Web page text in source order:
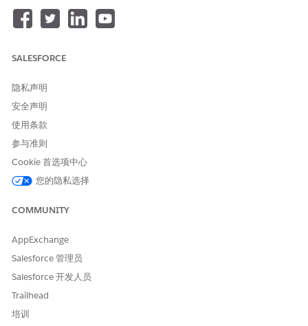
此服务流程包含自动处理服务请求的履行流。您可以在 Flow
备注该流会触发 Apex 操作，重置请求用户的 Salesforce 密
码。
集成
此模板不包括任何用于接收或履行的预配置集成。使用 Flow
满足请求。
SALESFORCE
隐私声明
安全声明
使用条款
参与准则
Cookie 首选项中心
您的隐私选择
COMMUNITY
AppExchange
Salesforce 管理员
Salesforce 开发人员
Trailhead
培训